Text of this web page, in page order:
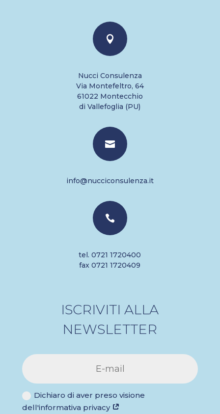

Nucci Consulenza
Via Montefeltro, 64
61022 Montecchio
di Vallefoglia (PU)

info@nucciconsulenza.it

tel. 0721 1720400
fax 0721 1720409
ISCRIVITI ALLA
NEWSLETTER
Dichiaro di aver preso visione
dell'informativa privacy